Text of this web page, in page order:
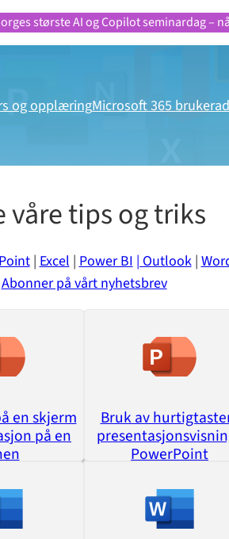
største AI og Copilot seminardag –
og opplæringMicrosoft 365
våre tips og triks
|Excel|Power BI | Outlook|
Abonner på vårt nyhetsbrev
en skjerm
på en
Bruk av
PowerPoint